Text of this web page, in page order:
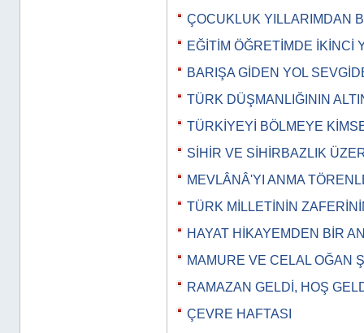
ÇOCUKLUK YILLARIMDAN
EĞİTİM ÖĞRETİMDE İKİNCİ
BARIŞA GİDEN YOL
TÜRK DÜŞMANLIĞININ
TÜRKİYEYİ BÖLMEYE
SİHİR VE SİHİRBAZLIK
MEVLÂNÂ'YI ANMA
TÜRK MİLLETİNİN
HAYAT HİKAYEMDEN BİR
MAMURE VE CELAL OĞAN
RAMAZAN GELDİ, HOŞ
ÇEVRE HAFTASI